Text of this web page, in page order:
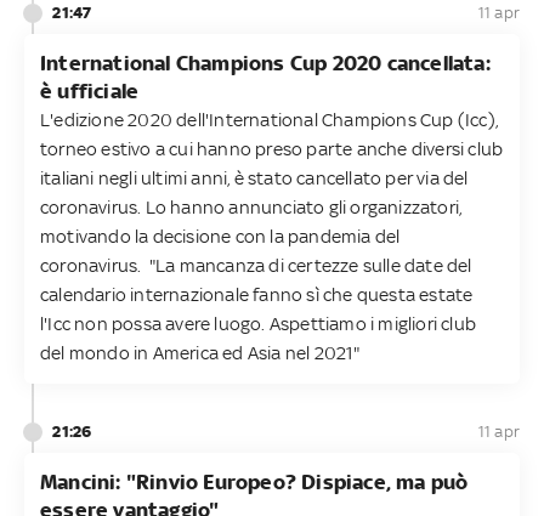
21:47 11 apr
International Champions Cup 2020 cancellata:
è ufficiale
L'edizione 2020 dell'International Champions Cup (Icc),
torneo estivo a cui hanno preso parte anche diversi club
italiani negli ultimi anni, è stato cancellato per via del
coronavirus. Lo hanno annunciato gli organizzatori,
motivando la decisione con la pandemia del
coronavirus. "La mancanza di certezze sulle date del
calendario internazionale fanno sì che questa estate
l'Icc non possa avere luogo. Aspettiamo i migliori club
del mondo in America ed Asia nel 2021"
21:26 11 apr
Mancini: "Rinvio Europeo? Dispiace, ma può
essere vantaggio"